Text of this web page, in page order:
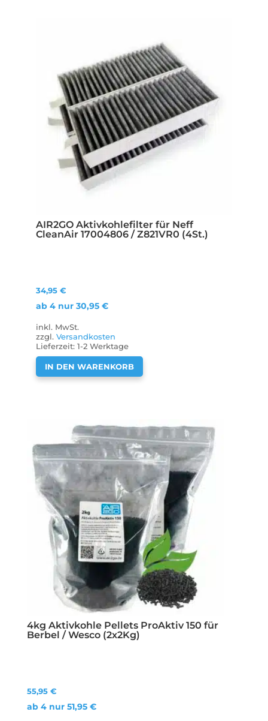
AIR2GO Aktivkohlefilter für Neff
CleanAir 17004806 / Z821VR0 (4St.)
34,95 €
ab 4 nur 30,95 €
inkl. MwSt.
zzgl. Versandkosten
Lieferzeit: 1-2 Werktage
IN DEN WARENKORB
4kg Aktivkohle Pellets ProAktiv 150 für
Berbel / Wesco (2x2Kg)
55,95€
ab 4 nur51,95€